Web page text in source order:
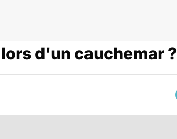
d'un cauchemar ?